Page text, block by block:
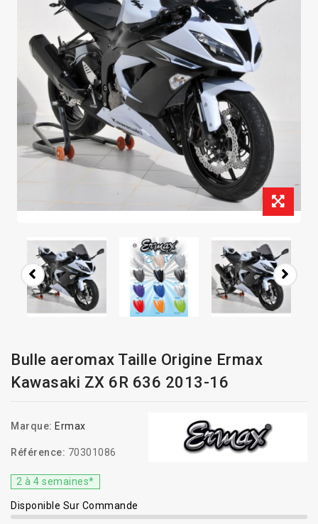
Bulle aeromax Taille Origine Ermax
Kawasaki ZX 6R 636 2013-16
Marque: Ermax
Référence: 70301086
2 à 4 semaines*
Disponible Sur Commande